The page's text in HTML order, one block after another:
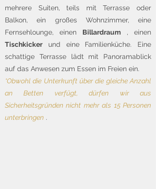
mehrere Suiten, teils mit Terrasse oder
Balkon, ein großes Wohnzimmer, eine
Fernsehlounge, einen Billardraum , einen
Tischkickerund eine Familienküche. Eine
schattige Terrasse lädt mit Panoramablick
auf das Anwesen zum Essen im Freien ein.
*Obwohl die Unterkunft über die gleiche Anzahl
an Betten verfügt, dürfen wir aus
Sicherheitsgründen nicht mehr als 15 Personen
unterbringen .